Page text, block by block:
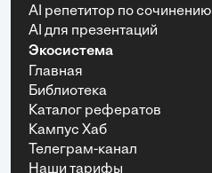
AI репетитор по сочинению
AI для презентаций
Экосистема
Главная
Библиотека
Каталог рефератов
Кампус Хаб
Телеграм-канал
Наши тарифы